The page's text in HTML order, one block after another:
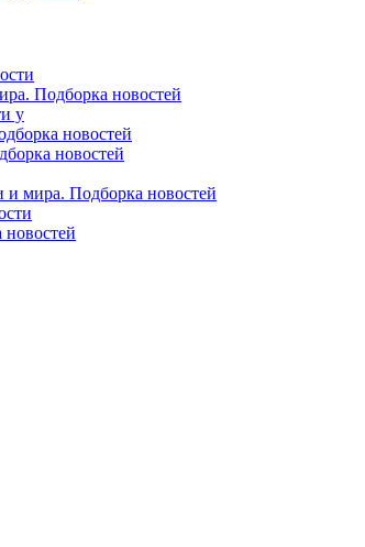
Подборка новостей
у
новостей
новостей
и мира. Подборка новостей
новостей